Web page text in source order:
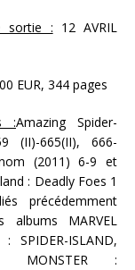
sortie : 12 AVRIL
EUR, 344 pages
:Amazing Spider-
(II)-665(II), 666-
(2011) 6-9 et
: Deadly Foes 1
précédemment
albums MARVEL
: SPIDER-ISLAND,
MONSTER :